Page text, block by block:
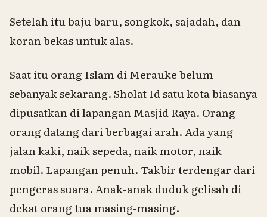
Setelah itu baju baru, songkok, sajadah, dan
koran bekas untuk alas.
Saat itu orang Islam di Merauke belum
sebanyak sekarang. Sholat Id satu kota biasanya
dipusatkan di lapangan Masjid Raya. Orang-
orang datang dari berbagai arah. Ada yang
jalan kaki, naik sepeda, naik motor, naik
mobil. Lapangan penuh. Takbir terdengar dari
pengeras suara. Anak-anak duduk gelisah di
dekat orang tua masing-masing.